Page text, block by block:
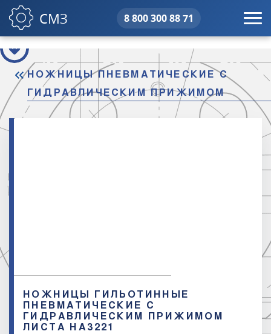
свердловский
СМЗ 8 800 300 88 71
НОЖНИЦЫ ПНЕВМАТИЧЕСКИЕ С
ГИДРАВЛИЧЕСКИМ ПРИЖИМОМ
НОЖНИЦЫ ГИЛЬОТИННЫЕ
ПНЕВМАТИЧЕСКИЕ С
ГИДРАВЛИЧЕСКИМ ПРИЖИМОМ
ЛИСТА НА3221